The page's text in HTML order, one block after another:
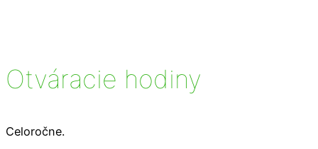
Otváracie hodiny
Celoročne.